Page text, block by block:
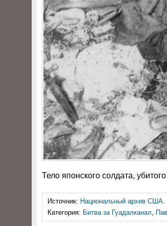
Тело японского солдата,
Источник: Национальный архив США.
Категория: Битва за Гуадалканал,